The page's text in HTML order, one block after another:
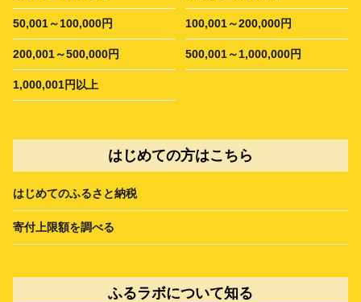
50,001～100,000円 100,001～200,000円
200,001～500,000円 500,001～1,000,000円
1,000,001円以上
はじめての方はこちら
はじめてのふるさと納税
寄付上限額を調べる
ふるラボについて知る